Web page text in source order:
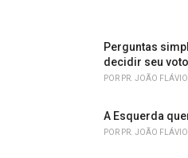
Perguntas
decidir seu voto
POR PR. JOÃO
A Esquerda
POR PR. JOÃO